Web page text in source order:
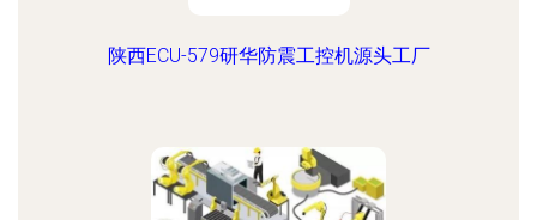
陕西ECU-579研华防震工控机源头工厂